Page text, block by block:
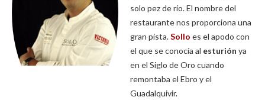
solo pez de río. El nombre del
restaurante nos proporciona una
gran pista.Sollo es el apodo con
el que se conocía al esturión ya
en el Siglo de Oro cuando
remontaba el Ebro y el
Guadalquivir.